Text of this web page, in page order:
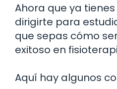
Ahora que ya
dirigirte para
que sepas cómo
exitoso en
Aquí hay algunos